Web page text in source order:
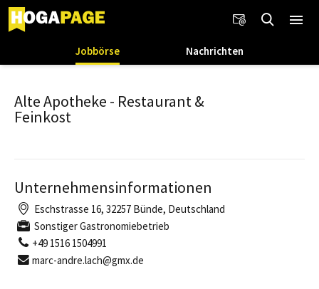
Jobbörse Nachrichten
Alte Apotheke - Restaurant &
Feinkost
Unternehmensinformationen
Eschstrasse 16, 32257 Bünde, Deutschland
Sonstiger Gastronomiebetrieb
+49 1516 1504991
marc-andre.lach@gmx.de